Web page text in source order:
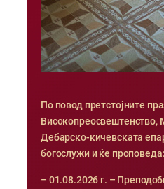
По повод претстојните
Високопреосвештенство,
Дебарско-кичевската
богослужи и ќе проповеда:
– 01.08.2026 г. –